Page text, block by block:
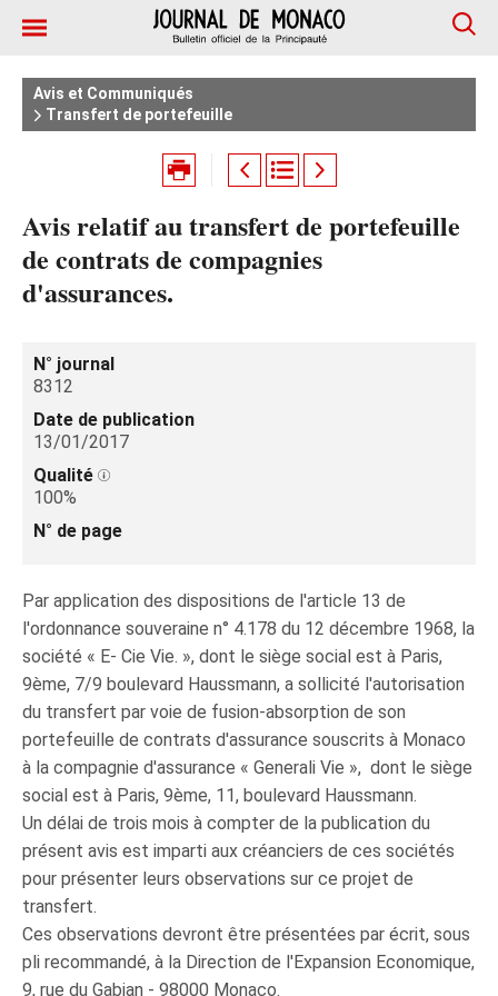
Avis et Communiqués
Transfert de portefeuille
Avis relatif au transfert de portefeuille
de contrats de compagnies
d'assurances.
N° journal
8312
Date de publication
13/01/2017
Qualité
100%
N° de page
Par application des dispositions de l'article 13 de
l'ordonnance souveraine n° 4.178 du 12 décembre 1968, la
société « E- Cie Vie. », dont le siège social est à Paris,
9ème, 7/9 boulevard Haussmann, a sollicité l'autorisation
du transfert par voie de fusion-absorption de son
portefeuille de contrats d'assurance souscrits à Monaco
à la compagnie d'assurance « Generali Vie », dont le siège
social est à Paris, 9ème, 11, boulevard Haussmann.
Un délai de trois mois à compter de la publication du
présent avis est imparti aux créanciers de ces sociétés
pour présenter leurs observations sur ce projet de
transfert.
Ces observations devront être présentées par écrit, sous
pli recommandé, à la Direction de l'Expansion Economique,
9, rue du Gabian - 98000 Monaco.